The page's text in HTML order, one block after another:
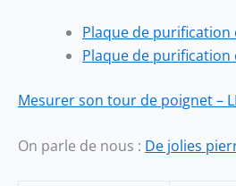
Plaque de
Plaque de purification
Mesurer son tour de poignet –
On parle de nous : De jolies